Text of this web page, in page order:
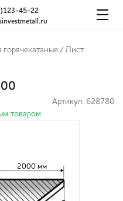
45-22
/ Лист
Артикул: 628780
товаром
2000 мм